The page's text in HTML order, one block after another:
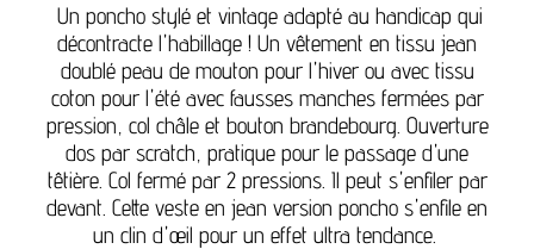
Un poncho stylé et vintage adapté au handicap qui
décontracte l'habillage ! Un vêtement en tissu jean
doublé peau de mouton pour l'hiver ou avec tissu
coton pour l'été avec fausses manches fermées par
pression, col châle et bouton brandebourg. Ouverture
dos par scratch, pratique pour le passage d'une
têtière. Col fermé par 2 pressions. Il peut s'enfiler par
devant. Cette veste en jean version poncho s'enfile en
un clin d'œil pour un effet ultra tendance.